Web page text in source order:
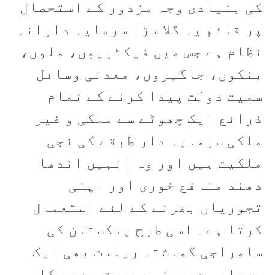
کی بنیادی وجہ مزدور کے استحصال
پر قائم یہ گلا سڑا سرمایہ دارانہ
نظام ہے جس میں فیکٹریوں، ملوں،
بنکوں، جاگیروں، معدنی وسائل
سمیت دولت پیدا کرنے کے تمام
ذرائع ایک چھوٹے سے ملکی و غیر
ملکی سرمایہ دار طبقے کی نجی
ملکیت ہیں اور وہ انہیں اندھا
دھند منافع خوری اور اپنی
تجوریاں بھرنے کے لئے استعمال
کرتا ہے۔ اسی طرح پاکستان کی
سامراجی گماشتہ ریاست بھی ایک